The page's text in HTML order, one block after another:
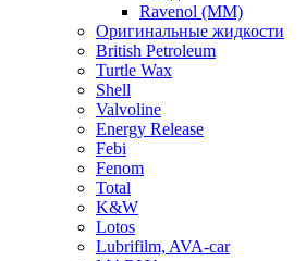
Ravenol (ММ)
Оригинальные жидкости
British Petroleum
Turtle Wax
Shell
Valvoline
Energy Release
Febi
Fenom
Total
K&W
Lotos
Lubrifilm, AVA-car